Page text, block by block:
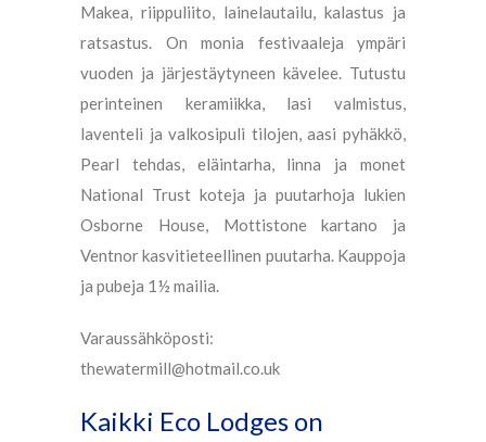
Makea, riippuliito, lainelautailu, kalastus ja
ratsastus. On monia festivaaleja ympäri
vuoden ja järjestäytyneen kävelee. Tutustu
perinteinen keramiikka, lasi valmistus,
laventeli ja valkosipuli tilojen, aasi pyhäkkö,
Pearl tehdas, eläintarha, linna ja monet
National Trust koteja ja puutarhoja lukien
Osborne House, Mottistone kartano ja
Ventnor kasvitieteellinen puutarha. Kauppoja
ja pubeja 1½ mailia.
Varaussähköposti:
thewatermill@hotmail.co.uk
Kaikki Eco Lodges on